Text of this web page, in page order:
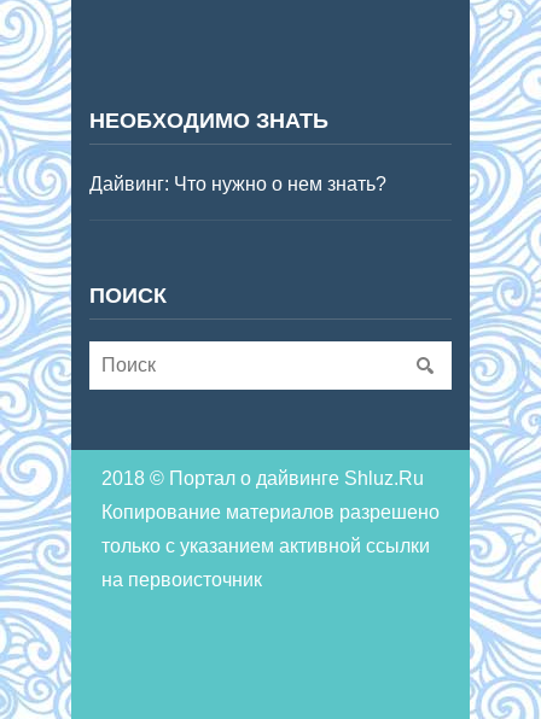
НЕОБХОДИМО ЗНАТЬ
Дайвинг: Что нужно о нем знать?
ПОИСК
2018 © Портал о дайвинге Shluz.Ru
Копирование материалов разрешено
только с указанием активной ссылки
на первоисточник